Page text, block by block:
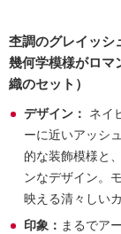
杢調のグレイッシ
幾何学模様がロマ
織のセット）
デザイン：
ネイ
ーに近いアッシ
的な装飾模様と
ンなデザイン。
映える清々しい
印象： まるでア